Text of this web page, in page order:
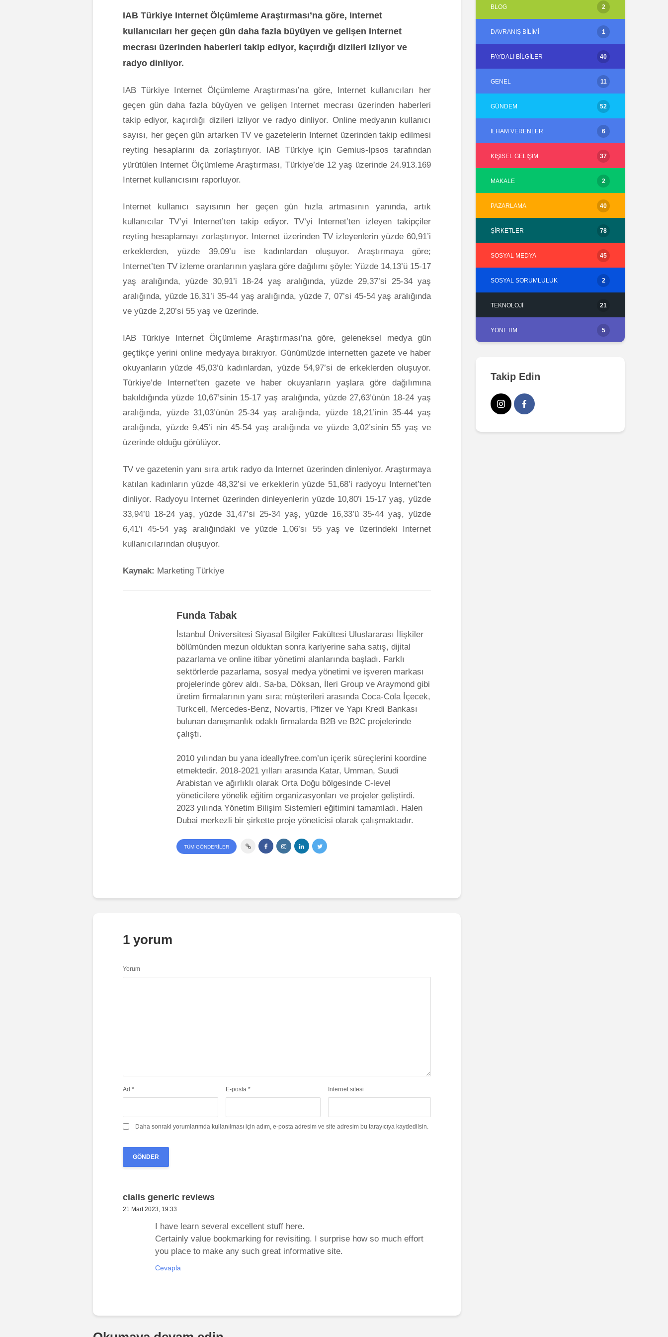
IAB Türkiye Internet Ölçümleme Araştırması’na göre, Internet
kullanıcıları her geçen gün daha fazla büyüyen ve gelişen Internet
mecrası üzerinden haberleri takip ediyor, kaçırdığı dizileri izliyor ve
radyo dinliyor.
IAB Türkiye Internet Ölçümleme Araştırması’na göre, Internet kullanıcıları her
geçen gün daha fazla büyüyen ve gelişen Internet mecrası üzerinden haberleri
takip ediyor, kaçırdığı dizileri izliyor ve radyo dinliyor. Online medyanın kullanıcı
sayısı, her geçen gün artarken TV ve gazetelerin Internet üzerinden takip edilmesi
reyting hesaplarını da zorlaştırıyor. IAB Türkiye için Gemius-Ipsos tarafından
yürütülen Internet Ölçümleme Araştırması, Türkiye’de 12 yaş üzerinde 24.913.169
Internet kullanıcısını raporluyor.
Internet kullanıcı sayısının her geçen gün hızla artmasının yanında, artık
kullanıcılar TV’yi Internet’ten takip ediyor. TV’yi Internet’ten izleyen takipçiler
reyting hesaplamayı zorlaştırıyor. Internet üzerinden TV izleyenlerin yüzde 60,91’i
erkeklerden, yüzde 39,09’u ise kadınlardan oluşuyor. Araştırmaya göre;
Internet’ten TV izleme oranlarının yaşlara göre dağılımı şöyle: Yüzde 14,13’ü 15-17
yaş aralığında, yüzde 30,91’i 18-24 yaş aralığında, yüzde 29,37’si 25-34 yaş
aralığında, yüzde 16,31’i 35-44 yaş aralığında, yüzde 7, 07’si 45-54 yaş aralığında
ve yüzde 2,20’si 55 yaş ve üzerinde.
IAB Türkiye Internet Ölçümleme Araştırması’na göre, geleneksel medya gün
geçtikçe yerini online medyaya bırakıyor. Günümüzde internetten gazete ve haber
okuyanların yüzde 45,03’ü kadınlardan, yüzde 54,97’si de erkeklerden oluşuyor.
Türkiye’de Internet’ten gazete ve haber okuyanların yaşlara göre dağılımına
bakıldığında yüzde 10,67’sinin 15-17 yaş aralığında, yüzde 27,63’ünün 18-24 yaş
aralığında, yüzde 31,03’ünün 25-34 yaş aralığında, yüzde 18,21’inin 35-44 yaş
aralığında, yüzde 9,45’i nin 45-54 yaş aralığında ve yüzde 3,02’sinin 55 yaş ve
üzerinde olduğu görülüyor.
TV ve gazetenin yanı sıra artık radyo da Internet üzerinden dinleniyor. Araştırmaya
katılan kadınların yüzde 48,32’si ve erkeklerin yüzde 51,68’i radyoyu Internet’ten
dinliyor. Radyoyu Internet üzerinden dinleyenlerin yüzde 10,80’i 15-17 yaş, yüzde
33,94’ü 18-24 yaş, yüzde 31,47’si 25-34 yaş, yüzde 16,33’ü 35-44 yaş, yüzde
6,41’i 45-54 yaş aralığındaki ve yüzde 1,06’sı 55 yaş ve üzerindeki Internet
kullanıcılarından oluşuyor.
Kaynak: Marketing Türkiye
Funda Tabak
İstanbul Üniversitesi Siyasal Bilgiler Fakültesi Uluslararası İlişkiler
bölümünden mezun olduktan sonra kariyerine saha satış, dijital
pazarlama ve online itibar yönetimi alanlarında başladı. Farklı
sektörlerde pazarlama, sosyal medya yönetimi ve işveren markası
projelerinde görev aldı. Sa-ba, Döksan, İleri Group ve Araymond gibi
üretim firmalarının yanı sıra; müşterileri arasında Coca-Cola İçecek,
Turkcell, Mercedes-Benz, Novartis, Pfizer ve Yapı Kredi Bankası
bulunan danışmanlık odaklı firmalarda B2B ve B2C projelerinde
çalıştı.
2010 yılından bu yana ideallyfree.com’un içerik süreçlerini koordine
etmektedir. 2018-2021 yılları arasında Katar, Umman, Suudi
Arabistan ve ağırlıklı olarak Orta Doğu bölgesinde C-level
yöneticilere yönelik eğitim organizasyonları ve projeler geliştirdi.
2023 yılında Yönetim Bilişim Sistemleri eğitimini tamamladı. Halen
Dubai merkezli bir şirkette proje yöneticisi olarak çalışmaktadır.
TÜM GÖNDERILER
1 yorum
Yorum
Ad * E-posta * İnternet sitesi
Daha sonraki yorumlarımda kullanılması için adım, e-posta adresim ve site adresim bu tarayıcıya kaydedilsin.
cialis generic reviews
21 Mart 2023, 19:33
I have learn several excellent stuff here.
Certainly value bookmarking for revisiting. I surprise how so much effort
you place to make any such great informative site.
Cevapla
BLOG 2
DAVRANIŞ BILIMI 1
FAYDALI BILGILER 40
GENEL 11
GÜNDEM 52
İLHAM VERENLER 6
KIŞISEL GELIŞIM 37
MAKALE 2
PAZARLAMA 40
ŞIRKETLER 78
SOSYAL MEDYA 45
SOSYAL SORUMLULUK 2
TEKNOLOJI 21
YÖNETIM 5
Takip Edin